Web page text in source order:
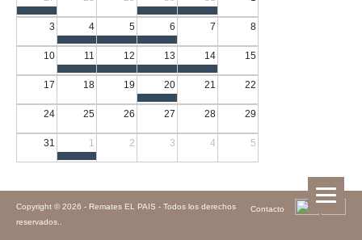
3 4 5 6 7 8
10 11 12 13 14 15
17 18 19 20 21 22
24 25 26 27 28 29
31 1 2 3 4 5
Contacto
Copyright © 2026 - Remates EL PAIS - Todos los derechos
reservados.